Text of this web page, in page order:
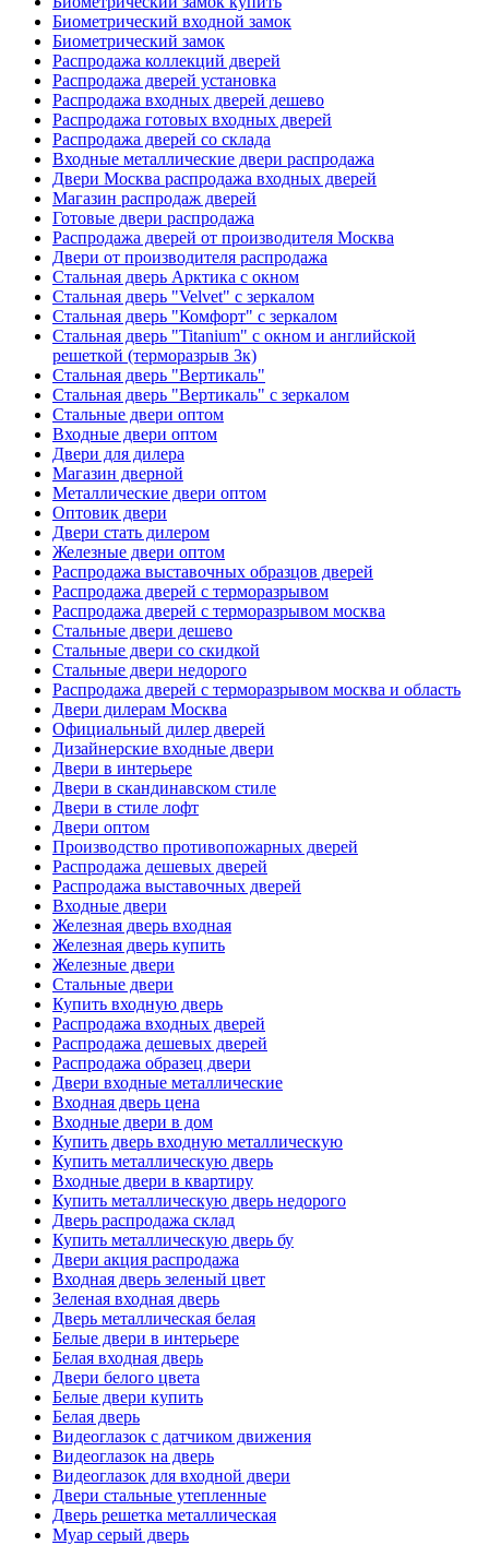
Биометрический входной замок
Биометрический замок
Распродажа коллекций дверей
Распродажа дверей установка
Распродажа входных дверей дешево
Распродажа готовых входных дверей
Распродажа дверей со склада
Входные металлические двери распродажа
Двери Москва распродажа входных дверей
Магазин распродаж дверей
Готовые двери распродажа
Распродажа дверей от производителя Москва
Двери от производителя распродажа
Стальная дверь Арктика с окном
Стальная дверь "Velvet" с зеркалом
Стальная дверь "Комфорт" с зеркалом
Стальная дверь "Titanium" с окном и английской
решеткой (терморазрыв 3к)
Стальная дверь "Вертикаль"
Стальная дверь "Вертикаль" с зеркалом
Стальные двери оптом
Входные двери оптом
Двери для дилера
Магазин дверной
Металлические двери оптом
Оптовик двери
Двери стать дилером
Железные двери оптом
Распродажа выставочных образцов дверей
Распродажа дверей с терморазрывом
Распродажа дверей с терморазрывом москва
Стальные двери дешево
Стальные двери со скидкой
Стальные двери недорого
Распродажа дверей с терморазрывом москва и область
Двери дилерам Москва
Официальный дилер дверей
Дизайнерские входные двери
Двери в интерьере
Двери в скандинавском стиле
Двери в стиле лофт
Двери оптом
Производство противопожарных дверей
Распродажа дешевых дверей
Распродажа выставочных дверей
Входные двери
Железная дверь входная
Железная дверь купить
Железные двери
Стальные двери
Купить входную дверь
Распродажа входных дверей
Распродажа дешевых дверей
Распродажа образец двери
Двери входные металлические
Входная дверь цена
Входные двери в дом
Купить дверь входную металлическую
Купить металлическую дверь
Входные двери в квартиру
Купить металлическую дверь недорого
Дверь распродажа склад
Купить металлическую дверь бу
Двери акция распродажа
Входная дверь зеленый цвет
Зеленая входная дверь
Дверь металлическая белая
Белые двери в интерьере
Белая входная дверь
Двери белого цвета
Белые двери купить
Белая дверь
Видеоглазок с датчиком движения
Видеоглазок на дверь
Видеоглазок для входной двери
Двери стальные утепленные
Дверь решетка металлическая
Муар серый дверь